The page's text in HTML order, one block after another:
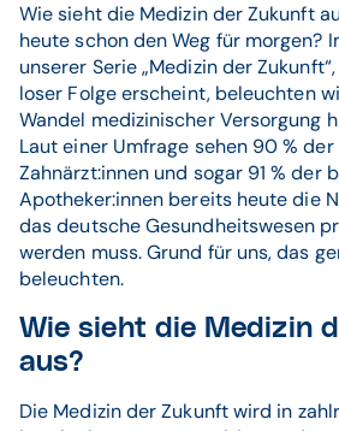
Wie sieht die Medizin der Zukunft
heute schon den Weg für morgen?
unserer Serie „Medizin der
loser Folge erscheint, beleuchten
Wandel medizinischer Versorgung
Laut einer Umfrage sehen 90 %
Zahnärzt:innen und sogar 91 % der
Apotheker:innen bereits heute die
das deutsche Gesundheitswesen
werden muss. Grund für uns, das
beleuchten.
Wie sieht die Medizin
aus?
Die Medizin der Zukunft wird in